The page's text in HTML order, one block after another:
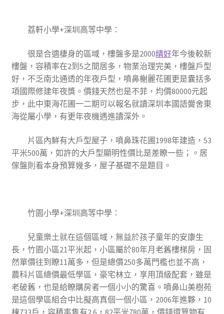
荔軒小學+深圳高等中學：
很是合適棲身的區域，樓盤多是2000晴好年今後較新
樓盤，容積率在2到5之間居多，物業治理完美，樓盤戶型
好，不乏南北通透的年夜戶型，噴鼻榭麗花圃更是囊括多
項國際修建年夜獎。價錢天然也是不菲，均價80000元起
步，此中東海花圃一二期可以報名就讀深圳本國語黌舍東
海從屬小學，有更年夜機遇進讀深外。
片區內鮮有大戶型屋子，噴鼻珠花圃1998年建造，53
平米500萬，如許的大戶型顯明性價比是差瞭一些；。居
傢盤則看本身預算幾多，屋子基礎不是題目。
竹園小學+深圳高等中學：
兒童樂土就在這個區域，無益於孩子童年的安康生
長，竹園小區21平米起，小區屬於80年月老舊樓梯房，固
然單價往到瞭11萬多，但是總價250多萬門檻也並不高，
農科片區總價最低學區，豪宅林立，享用頂級配套，雖是
老破舊，也是給瞭購房者一個小小的驚喜。噴鼻山美樹苑
是這個學區組合中比擬高真個一個小區，2006年進夥，10
棟733戶，容積率隻有2.6，82平米780萬，價錢還算物有